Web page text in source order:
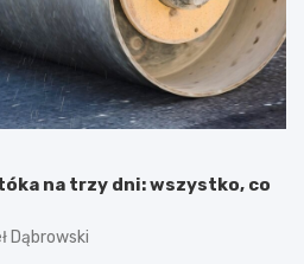
na trzy dni: wszystko, co
Dąbrowski